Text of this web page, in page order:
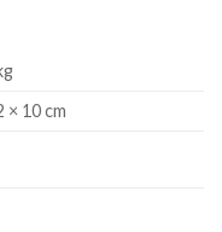
× 10 cm